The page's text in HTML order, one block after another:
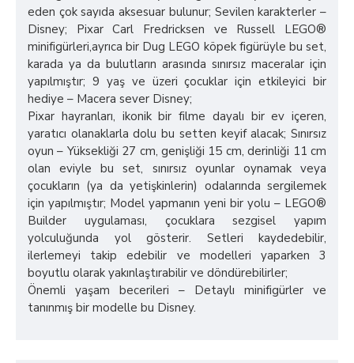
eden çok sayıda aksesuar bulunur; Sevilen karakterler –
Disney; Pixar Carl Fredricksen ve Russell LEGO®
minifigürleri,ayrıca bir Dug LEGO köpek figürüyle bu set,
karada ya da bulutların arasında sınırsız maceralar için
yapılmıştır; 9 yaş ve üzeri çocuklar için etkileyici bir
hediye – Macera sever Disney;
Pixar hayranları, ikonik bir filme dayalı bir ev içeren,
yaratıcı olanaklarla dolu bu setten keyif alacak; Sınırsız
oyun – Yüksekliği 27 cm, genişliği 15 cm, derinliği 11 cm
olan eviyle bu set, sınırsız oyunlar oynamak veya
çocukların (ya da yetişkinlerin) odalarında sergilemek
için yapılmıştır; Model yapmanın yeni bir yolu – LEGO®
Builder uygulaması, çocuklara sezgisel yapım
yolculuğunda yol gösterir. Setleri kaydedebilir,
ilerlemeyi takip edebilir ve modelleri yaparken 3
boyutlu olarak yakınlaştırabilir ve döndürebilirler;
Önemli yaşam becerileri – Detaylı minifigürler ve
tanınmış bir modelle bu Disney.